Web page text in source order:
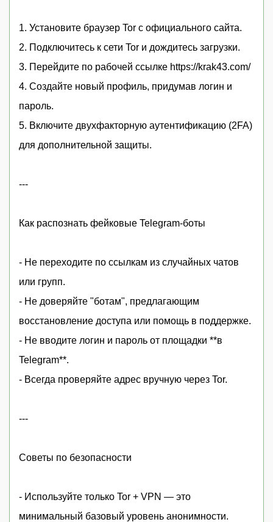
1. Установите браузер Tor с официального сайта.
2. Подключитесь к сети Tor и дождитесь загрузки.
3. Перейдите по рабочей ссылке https://krak43.com/
4. Создайте новый профиль, придумав логин и
пароль.
5. Включите двухфакторную аутентификацию (2FA)
для дополнительной защиты.
---
Как распознать фейковые Telegram-боты
- Не переходите по ссылкам из случайных чатов
или групп.
- Не доверяйте "ботам", предлагающим
восстановление доступа или помощь в поддержке.
- Не вводите логин и пароль от площадки **в
Telegram**.
- Всегда проверяйте адрес вручную через Tor.
---
Советы по безопасности
- Используйте только Tor + VPN — это
минимальный базовый уровень анонимности.